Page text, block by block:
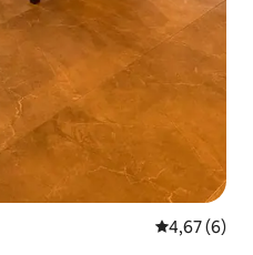
Gemiddelde
4,67 (6)